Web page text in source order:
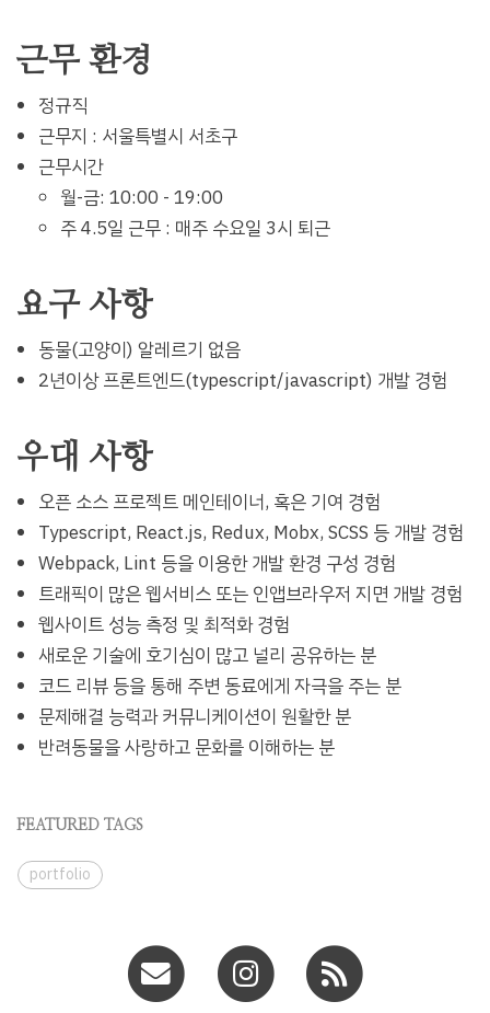
근무 환경
정규직
근무지 : 서울특별시 서초구
근무시간
월-금: 10:00 - 19:00
주 4.5일 근무 : 매주 수요일 3시 퇴근
요구 사항
동물(고양이) 알레르기 없음
2년이상 프론트엔드(typescript/javascript) 개발 경험
우대 사항
오픈 소스 프로젝트 메인테이너, 혹은 기여 경험
Typescript, React.js, Redux, Mobx, SCSS 등 개발 경험
Webpack, Lint 등을 이용한 개발 환경 구성 경험
트래픽이 많은 웹서비스 또는 인앱브라우저 지면 개발 경험
웹사이트 성능 측정 및 최적화 경험
새로운 기술에 호기심이 많고 널리 공유하는 분
코드 리뷰 등을 통해 주변 동료에게 자극을 주는 분
문제해결 능력과 커뮤니케이션이 원활한 분
반려동물을 사랑하고 문화를 이해하는 분
FEATURED TAGS
portfolio